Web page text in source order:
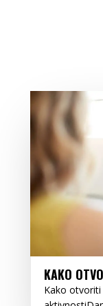
KAKO
Kako